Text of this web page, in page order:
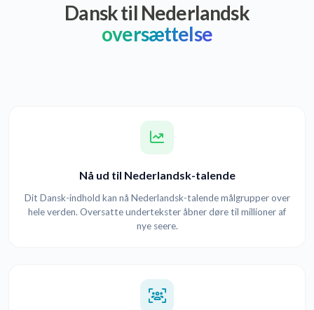
Dansk til Nederlandsk
oversættelse
Nå ud til Nederlandsk-talende
Dit Dansk-indhold kan nå Nederlandsk-talende målgrupper over
hele verden. Oversatte undertekster åbner døre til millioner af
nye seere.